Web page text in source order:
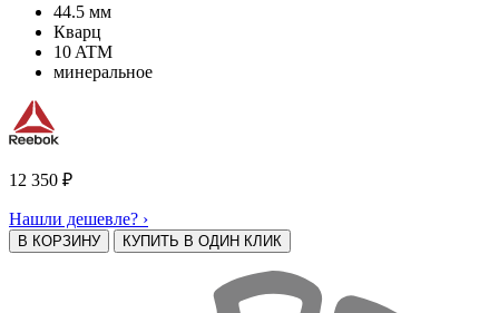
44.5 мм
Кварц
10 ATM
минеральное
12 350 ₽
Нашли дешевле? ›
В КОРЗИНУ КУПИТЬ В ОДИН КЛИК